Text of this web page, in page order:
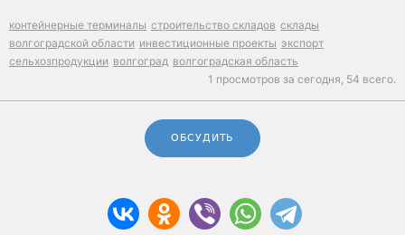
контейнерные терминалы строительство складов склады
волгоградской области инвестиционные проекты экспорт
сельхозпродукции волгоград волгоградская область
1 просмотров за сегодня, 54 всего.
ОБСУДИТЬ